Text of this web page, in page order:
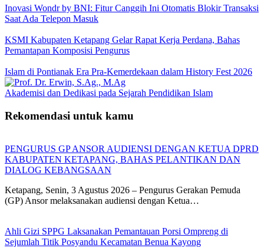
Inovasi Wondr by BNI: Fitur Canggih Ini Otomatis Blokir Transaksi
Saat Ada Telepon Masuk
KSMI Kabupaten Ketapang Gelar Rapat Kerja Perdana, Bahas
Pemantapan Komposisi Pengurus
Islam di Pontianak Era Pra-Kemerdekaan dalam History Fest 2026
Akademisi dan Dedikasi pada Sejarah Pendidikan Islam
Rekomendasi untuk kamu
PENGURUS GP ANSOR AUDIENSI DENGAN KETUA DPRD
KABUPATEN KETAPANG, BAHAS PELANTIKAN DAN
DIALOG KEBANGSAAN
Ketapang, Senin, 3 Agustus 2026 – Pengurus Gerakan Pemuda
(GP) Ansor melaksanakan audiensi dengan Ketua…
Ahli Gizi SPPG Laksanakan Pemantauan Porsi Ompreng di
Sejumlah Titik Posyandu Kecamatan Benua Kayong